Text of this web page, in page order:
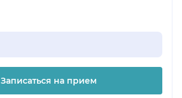
Записаться на прием